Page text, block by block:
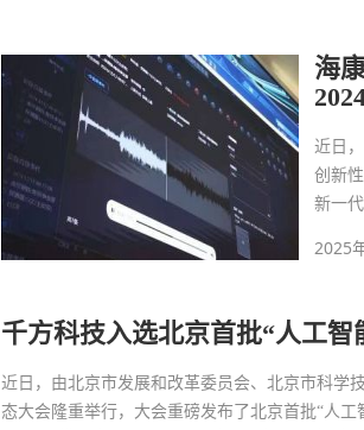
海
近日
创新
新一
2025
千方科技入选北京首批“人工
近日，由北京市发展和改革委员会、北京市科学
态大会隆重举行，大会重磅发布了北京首批“人